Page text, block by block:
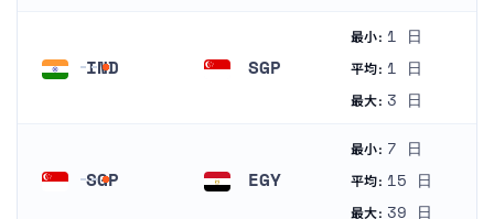
IND SGP
最小: 1 日
平均: 1 日
最大: 3 日
SGP EGY
最小: 7 日
平均: 15 日
最大: 39 日